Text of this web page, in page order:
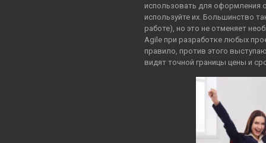
использовать для оформления
используйте их. Большинство
работе), но это не отменяет
Agile при разработке любых
правило, против этого
видят точной границы цены и